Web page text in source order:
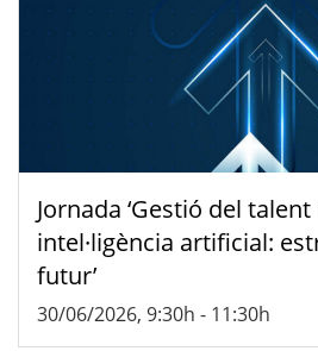
Jornada ‘Gestió del
intel·ligència artificial:
futur’
30/06/2026, 9:30h - 11:30h